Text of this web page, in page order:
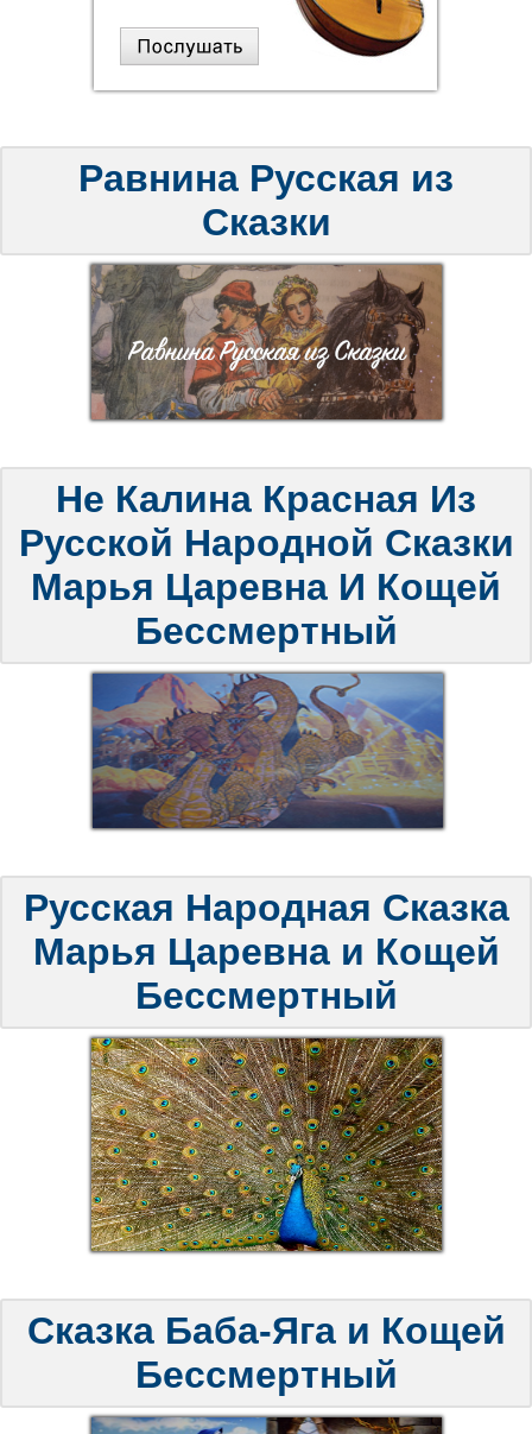
Равнина Русская из
Сказки
Не Калина Красная Из
Русской Народной Сказки
Марья Царевна И Кощей
Бессмертный
Русская Народная Сказка
Марья Царевна и Кощей
Бессмертный
Сказка Баба-Яга и Кощей
Бессмертный